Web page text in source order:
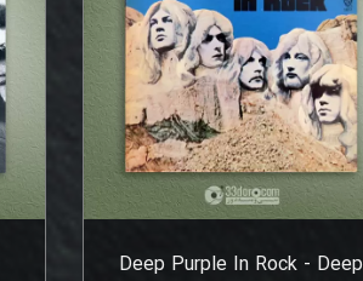
Deep Purple In Rock - Deep